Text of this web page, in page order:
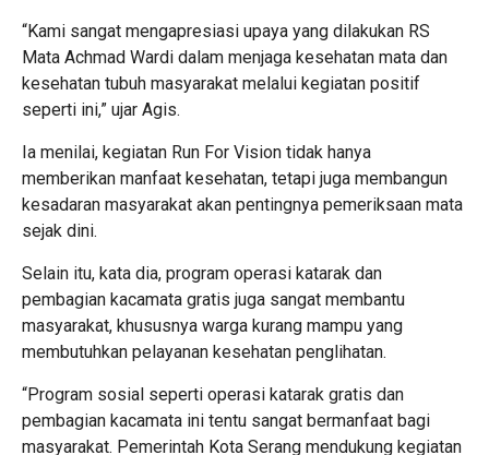
“Kami sangat mengapresiasi upaya yang dilakukan RS
Mata Achmad Wardi dalam menjaga kesehatan mata dan
kesehatan tubuh masyarakat melalui kegiatan positif
seperti ini,” ujar Agis.
Ia menilai, kegiatan Run For Vision tidak hanya
memberikan manfaat kesehatan, tetapi juga membangun
kesadaran masyarakat akan pentingnya pemeriksaan mata
sejak dini.
Selain itu, kata dia, program operasi katarak dan
pembagian kacamata gratis juga sangat membantu
masyarakat, khususnya warga kurang mampu yang
membutuhkan pelayanan kesehatan penglihatan.
“Program sosial seperti operasi katarak gratis dan
pembagian kacamata ini tentu sangat bermanfaat bagi
masyarakat. Pemerintah Kota Serang mendukung kegiatan